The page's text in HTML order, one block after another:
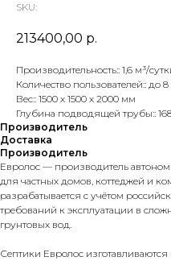
SKU:
213400,00 р.
Производительность:: 1,6 м³/
Количество пользователей:: до
Вес:: 1500 х 1500 х 2000 мм
Глубина подводящей трубы::
Производитель
Доставка
Производитель
Евролос — производитель
для частных домов, коттеджей и
разрабатывается с учётом
требований к эксплуатации в
грунтовых вод.
Септики Евролос